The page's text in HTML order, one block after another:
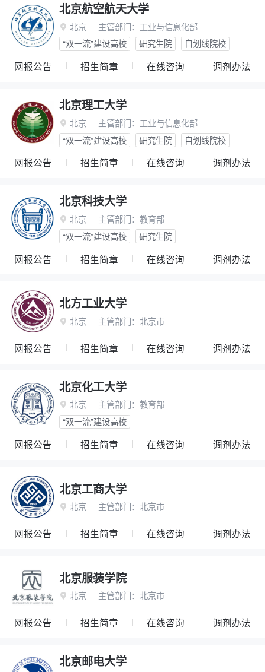
北京航空航天大学
 北京 主管部门： 工业与信息化部
“双一流”建设高校
研究生院 自划线院校
网报公告 招生简章 在线咨询 调剂办法
北京理工大学
 北京 主管部门： 工业与信息化部
“双一流”建设高校
研究生院 自划线院校
网报公告 招生简章 在线咨询 调剂办法
北京科技大学
 北京 主管部门： 教育部
“双一流”建设高校
研究生院
网报公告 招生简章 在线咨询 调剂办法
北方工业大学
 北京 主管部门： 北京市
网报公告 招生简章 在线咨询 调剂办法
北京化工大学
 北京 主管部门： 教育部
“双一流”建设高校
网报公告 招生简章 在线咨询 调剂办法
北京工商大学
 北京 主管部门： 北京市
网报公告 招生简章 在线咨询 调剂办法
北京服装学院
 北京 主管部门： 北京市
网报公告 招生简章 在线咨询 调剂办法
北京邮电大学